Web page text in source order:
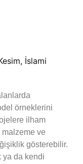
, İslami
örneklerini
ilham
malzeme ve
gösterebilir.
ya da kendi